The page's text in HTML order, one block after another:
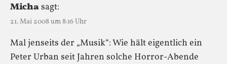
Michasagt:
21. Mai 2008 um 8:16 Uhr
Mal jenseits der „Musik“: Wie hält eigentlich ein
Peter Urban seit Jahren solche Horror-Abende